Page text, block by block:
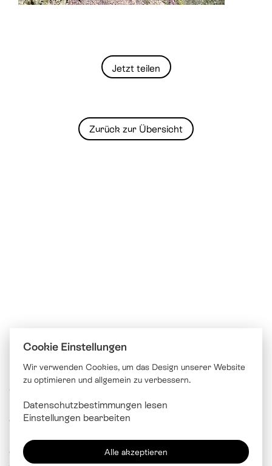
Jetzt teilen
Zurück zur Übersicht
© Katholische Kirche Stadt Luzern
Brünigstrasse 20
6005 Luzern
041 229 99 00
Cookie Einstellungen
Wir verwenden Cookies, um das Design unserer Website
zu optimieren und allgemein zu verbessern.
Datenschutzbestimmungen lesen
Einstellungen bearbeiten
Alle akzeptieren